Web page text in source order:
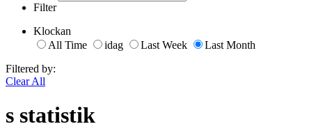
Filter
Klockan
All Time
idag Last Week
Last Month
Filtered by:
Clear All
s statistik